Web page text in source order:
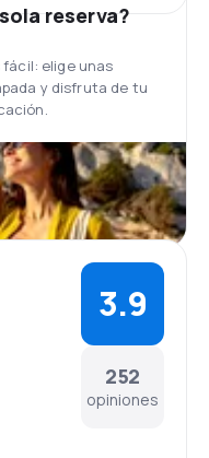
500 los tipos,
200 , 767-300 y
de la aerolínea
actualización,
La flota de Air
los tipos CRJ -
/
Havilland /
Pierre Elliott
es el aeropuerto de
Pierre
encontrar cafés,
además de
a internet.
ofrece comidas
reserva?
fácil: elige unas
y disfruta de tu
252
opiniones
3.9